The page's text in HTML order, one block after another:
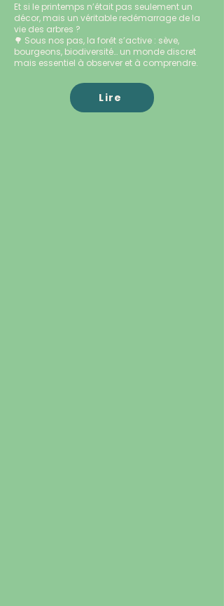
Et si le printemps n’était pas seulement un
décor, mais un véritable redémarrage de la
vie des arbres ?
🌳 Sous nos pas, la forêt s’active : sève,
bourgeons, biodiversité… un monde discret
mais essentiel à observer et à comprendre.
Lire